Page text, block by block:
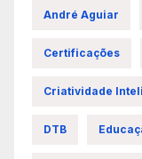
André Aguiar
Certificações
Criatividade
DTB